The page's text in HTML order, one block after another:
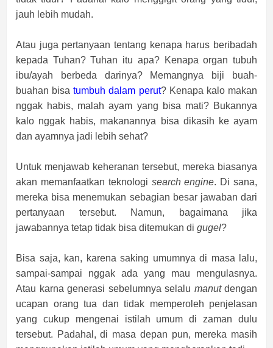
jauh lebih mudah.
Atau juga pertanyaan tentang kenapa harus beribadah
kepada Tuhan? Tuhan itu apa? Kenapa organ tubuh
ibu/ayah berbeda darinya? Memangnya biji buah-
buahan bisatumbuh dalam perut? Kenapa kalo makan
nggak habis, malah ayam yang bisa mati? Bukannya
kalo nggak habis, makanannya bisa dikasih ke ayam
dan ayamnya jadi lebih sehat?
Untuk menjawab keheranan tersebut, mereka biasanya
akan memanfaatkan teknologi search engine. Di sana,
mereka bisa menemukan sebagian besar jawaban dari
pertanyaan tersebut. Namun, bagaimana jika
jawabannya tetap tidak bisa ditemukan di gugel?
Bisa saja, kan, karena saking umumnya di masa lalu,
sampai-sampai nggak ada yang mau mengulasnya.
Atau karna generasi sebelumnya selalu manutdengan
ucapan orang tua dan tidak memperoleh penjelasan
yang cukup mengenai istilah umum di zaman dulu
tersebut. Padahal, di masa depan pun, mereka masih